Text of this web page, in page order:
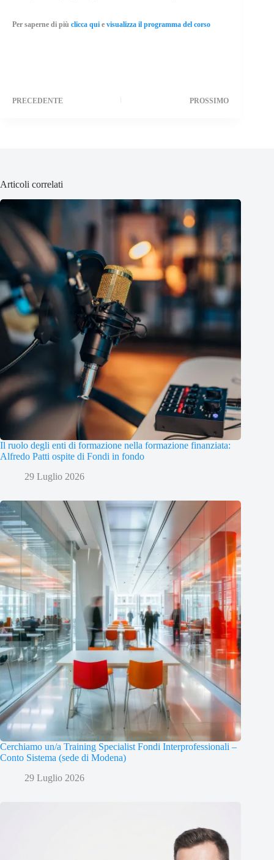
Per saperne di più clicca qui e visualizza il programma del corso
PRECEDENTE PROSSIMO
Articoli correlati
Il ruolo degli enti di formazione nella formazione finanziata:
Alfredo Patti ospite di Fondi in fondo
29 Luglio 2026
Cerchiamo un/a Training Specialist Fondi Interprofessionali –
Conto Sistema (sede di Modena)
29 Luglio 2026